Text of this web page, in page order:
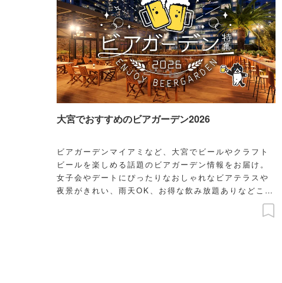
大宮でおすすめのビアガーデン2026
ビアガーデンマイアミなど、大宮でビールやクラフト
ビールを楽しめる話題のビアガーデン情報をお届け。
女子会やデートにぴったりなおしゃれなビアテラスや
夜景がきれい、雨天OK、お得な飲み放題ありなどこだ